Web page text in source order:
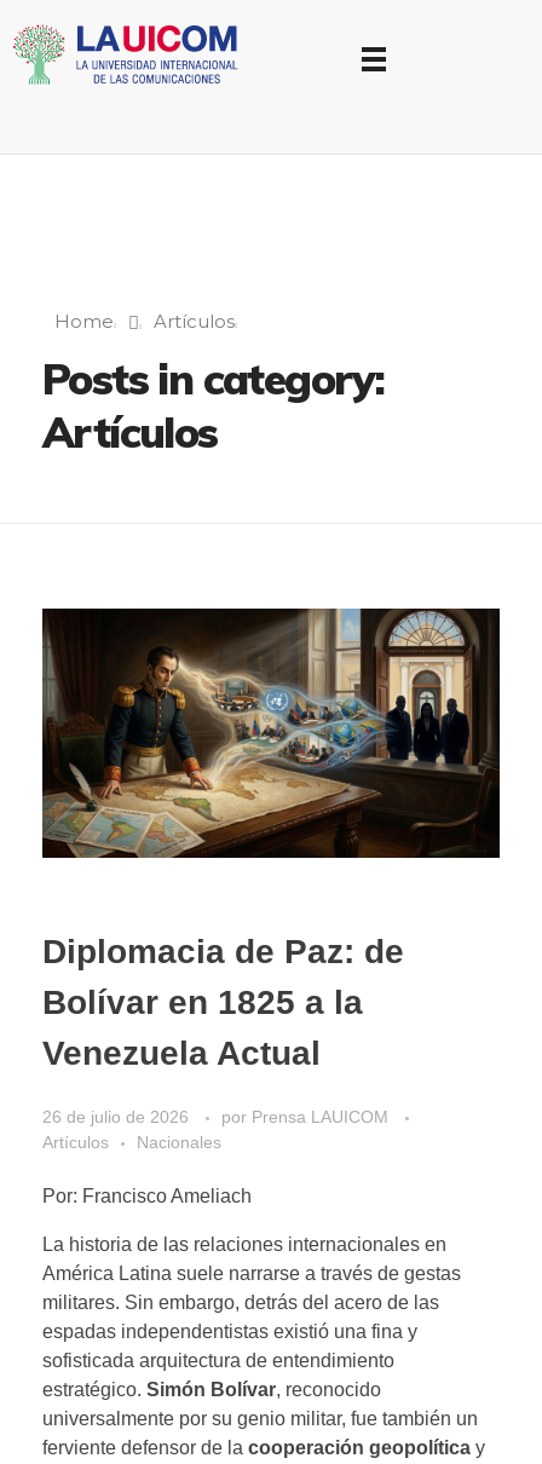
Home Artículos
Posts in category:
Artículos
Diplomacia de Paz: de
Bolívar en 1825 a la
Venezuela Actual
26 de julio de 2026 por Prensa LAUICOM
Artículos
Nacionales
Por: Francisco Ameliach
La historia de las relaciones internacionales en
América Latina suele narrarse a través de gestas
militares. Sin embargo, detrás del acero de las
espadas independentistas existió una fina y
sofisticada arquitectura de entendimiento
estratégico. Simón Bolívar, reconocido
universalmente por su genio militar, fue también un
ferviente defensor de la cooperación geopolítica y